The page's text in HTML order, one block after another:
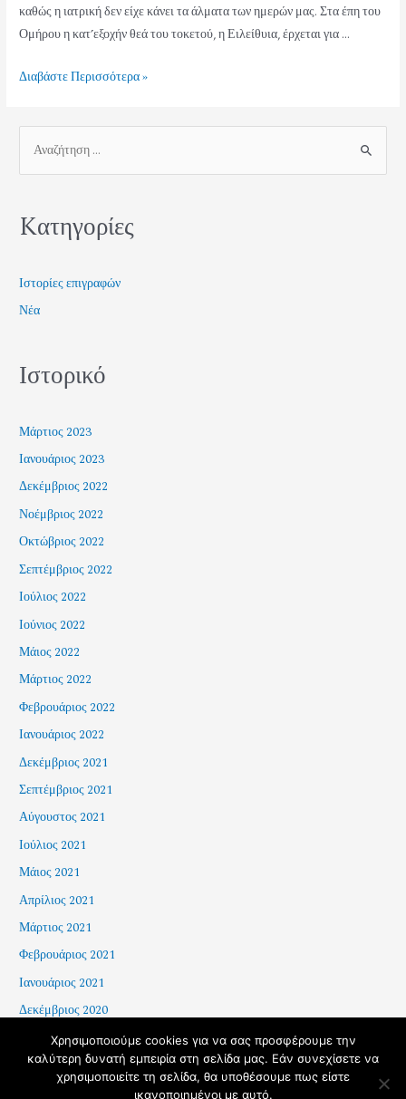
καθώς η ιατρική δεν είχε κάνει τα άλματα των ημερών μας. Στα έπη του
Ομήρου η κατ’εξοχήν θεά του τοκετού, η Ειλείθυια, έρχεται για …
Διαβάστε Περισσότερα »
Kατηγορίες
Ιστορίες επιγραφών
Νέα
Ιστορικό
Μάρτιος 2023
Ιανουάριος 2023
Δεκέμβριος 2022
Νοέμβριος 2022
Οκτώβριος 2022
Σεπτέμβριος 2022
Ιούλιος 2022
Ιούνιος 2022
Μάιος 2022
Μάρτιος 2022
Φεβρουάριος 2022
Ιανουάριος 2022
Δεκέμβριος 2021
Σεπτέμβριος 2021
Αύγουστος 2021
Ιούλιος 2021
Μάιος 2021
Απρίλιος 2021
Μάρτιος 2021
Φεβρουάριος 2021
Ιανουάριος 2021
Δεκέμβριος 2020
Copyright © 2026 School of History and Archaeology - AUTh |
Χρησιμοποιούμε cookies για να σας προσφέρουμε την
καλύτερη δυνατή εμπειρία στη σελίδα μας. Εάν συνεχίσετε να
χρησιμοποιείτε τη σελίδα, θα υποθέσουμε πως είστε
ικανοποιημένοι με αυτό.